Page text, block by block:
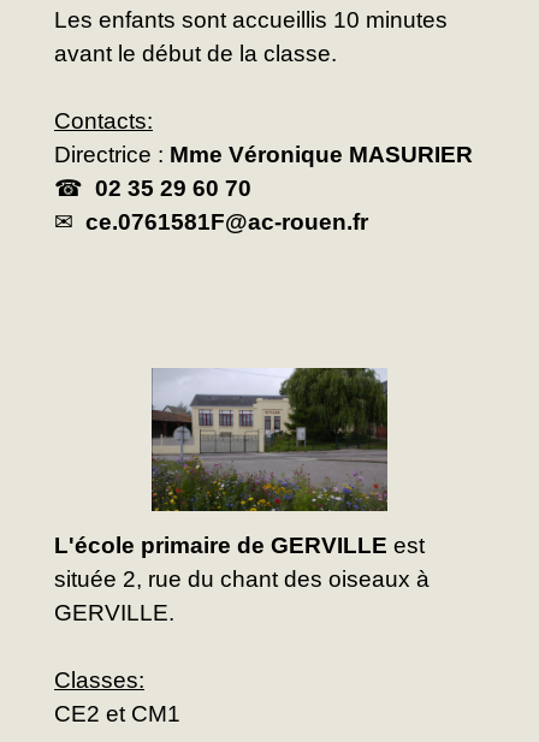
Les enfants sont accueillis 10 minutes
avant le début de la classe.
Contacts:
Directrice : Mme Véronique MASURIER
☎ 02 35 29 60 70
✉ ce.0761581F@ac-rouen.fr
L'école primaire de GERVILLE est
située 2, rue du chant des oiseaux à
GERVILLE.
Classes:
CE2 et CM1